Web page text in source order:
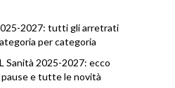
2027: tutti gli arretrati
per categoria
Sanità 2025-2027: ecco
e tutte le novità